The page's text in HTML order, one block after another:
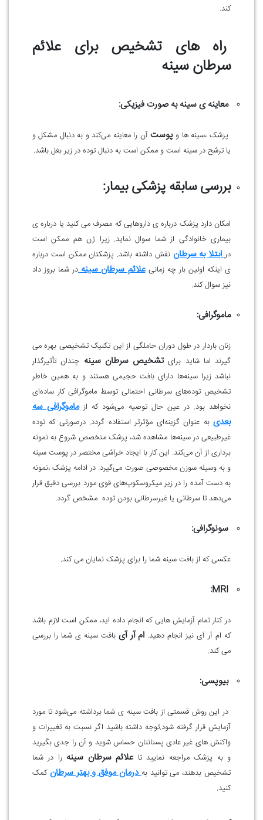
کند.
راه های تشخیص برای علائم
سرطان سینه
معاینه ی سینه به صورت فیزیکی:
پزشک ،سینه ها وپوست آن را معاینه می‌کند و به دنبال مشکل و
یا ترشح در سینه است و ممکن است به دنبال توده در زیر بغل باشد.
بررسی سابقه پزشکی بیمار:
امکان دارد پزشک درباره ی داروهایی که مصرف می کنید یا درباره ی
بیماری خانوادگی از شما سوال نماید. زیرا ژن هم ممکن است
درابتلا به سرطان نقش داشته باشد. پزشکتان ممکن است درباره
ی اینکه اولین بار چه زمانیعلائم سرطان سینهدر شما بروز داد
نیز سوال کند.
ماموگرافی:
زنان باردار در طول دوران حاملگی از این تکنیک تشخیصی بهره می
گیرند اما شاید برایتشخیص سرطان سینه چندان تأثیرگذار
نباشد زیرا سینه‌ها دارای بافت حجیمی هستند و به همین خاطر
تشخیص توده‌های سرطانی احتمالی توسط ماموگرافی کار ساده‌ای
نخواهد بود. در عین حال توصیه می‌شود که ازماموگرافی سه
بعدی به عنوان گزینه‌ای مؤثرتر استفاده گردد. درصورتی که توده
غیرطبیعی در سینه‌ها مشاهده شد، پزشک متخصص شروع به نمونه
برداری از آن می‌کند. این کار با ایجاد خراشی مختصر در پوست سینه
و به وسیله سوزن مخصوصی صورت می‌گیرد. در ادامه پزشک ،نمونه
به دست آمده را در زیر میکروسکوپ‌های قوی مورد بررسی دقیق قرار
می‌دهد تا سرطانی یا غیرسرطانی بودن توده مشخص گردد.
سونوگرافی:
عکسی که از بافت سینه شما را برای پزشک نمایان می کند.
در کنار تمام آزمایش هایی که انجام داده اید، ممکن است لازم باشد
که ام آر آی نیز انجام دهید. ام آر آی بافت سینه ی شما را بررسی
می کند.
بیوپسی:
در این روش قسمتی از بافت سینه ی شما برداشته می‌شود تا مورد
آزمایش قرار گرفته شود.توجه داشته باشید اگر نسبت به تغییرات و
واکنش های غیر عادی پستانتان حساس شوید و آن را جدی بگیرید
و به پزشک مراجعه نمایید تا علائم سرطان سینه را در شما
تشخیص بدهند، می توانید بهدرمان موفق و بهتر سرطان کمک
کنید.